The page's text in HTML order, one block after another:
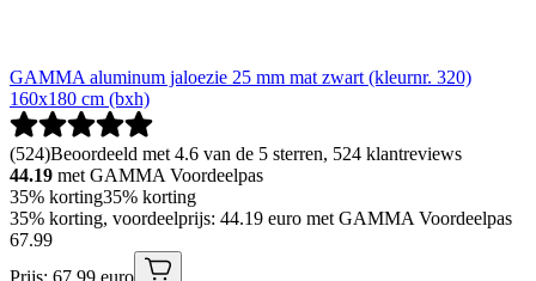
GAMMA aluminum jaloezie 25 mm mat zwart (kleurnr. 320)
160x180 cm (bxh)
(524)Beoordeeld met 4.6 van de 5 sterren, 524 klantreviews
44.19 met GAMMA Voordeelpas
35% korting35% korting
35% korting, voordeelprijs: 44.19 euro met GAMMA Voordeelpas
67.99
Prijs: 67.99 euro